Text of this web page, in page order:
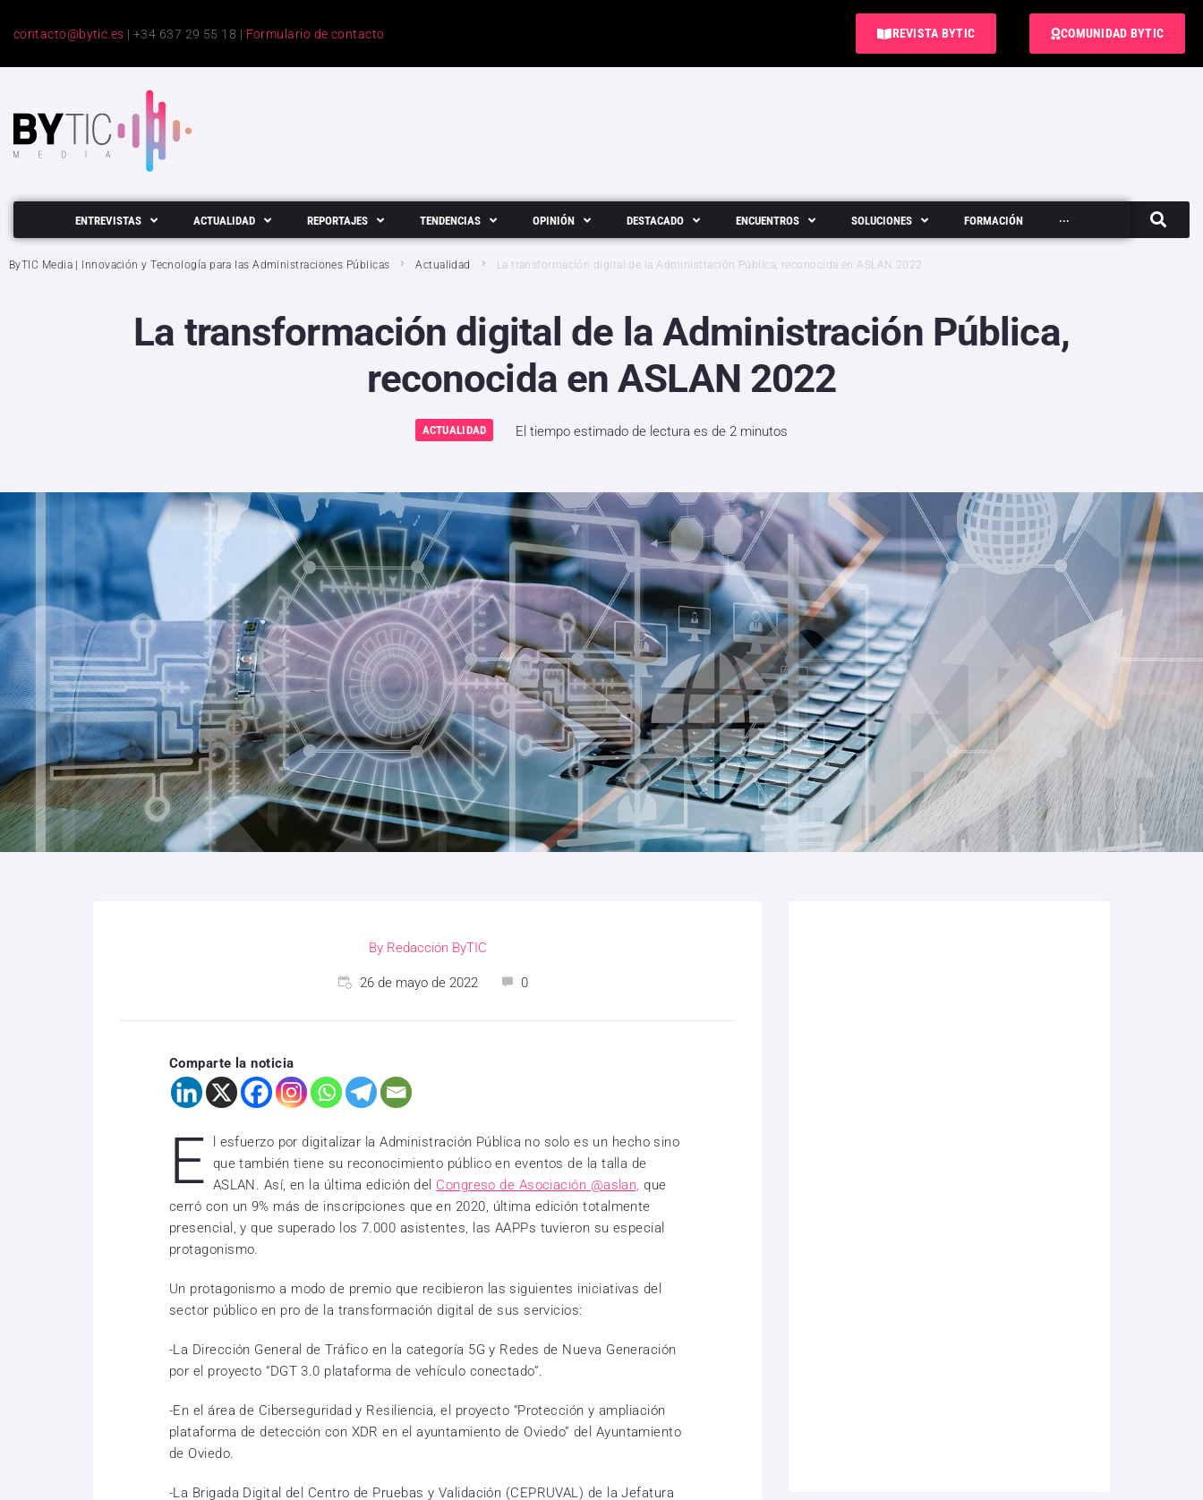
contacto@bytic.es | +34 637 29 55 18 | Formulario de contacto REVISTA BYTIC COMUNIDAD BYTIC
ENTREVISTAS ACTUALIDAD REPORTAJES TENDENCIAS OPINIÓN DESTACADO ENCUENTROS SOLUCIONES FORMACIÓN ···
ByTIC Media | Innovación y Tecnología para las Administraciones Públicas Actualidad La transformación digital de la Administración Pública, reconocida en ASLAN 2022
La transformación digital de la Administración Pública,
reconocida en ASLAN 2022
ACTUALIDAD El tiempo estimado de lectura es de 2 minutos
By Redacción ByTIC
26 de mayo de 2022 0
Comparte la noticia
E
l esfuerzo por digitalizar la Administración Pública no solo es un hecho sino
que también tiene su reconocimiento público en eventos de la talla de
ASLAN. Así, en la última edición del Congreso de Asociación @aslan, que
cerró con un 9% más de inscripciones que en 2020, última edición totalmente
presencial, y que superado los 7.000 asistentes, las AAPPs tuvieron su especial
protagonismo.
Un protagonismo a modo de premio que recibieron las siguientes iniciativas del
sector público en pro de la transformación digital de sus servicios:
-La Dirección General de Tráfico en la categoría 5G y Redes de Nueva Generación
por el proyecto “DGT 3.0 plataforma de vehículo conectado”.
-En el área de Ciberseguridad y Resiliencia, el proyecto “Protección y ampliación
plataforma de detección con XDR en el ayuntamiento de Oviedo” del Ayuntamiento
de Oviedo.
-La Brigada Digital del Centro de Pruebas y Validación (CEPRUVAL) de la Jefatura